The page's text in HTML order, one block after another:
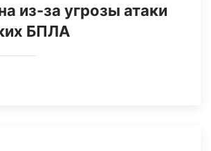
из-за угрозы атаки
БПЛА